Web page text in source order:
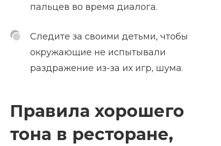
пальцев во время диалога.
Следите за своими детьми, чтобы
окружающие не испытывали
раздражение из-за их игр, шума.
Правила хорошего
тона в ресторане,